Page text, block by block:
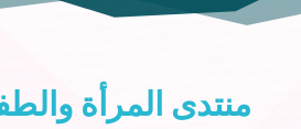
منتدى المرأة